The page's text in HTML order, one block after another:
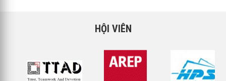
HỘI VIÊN